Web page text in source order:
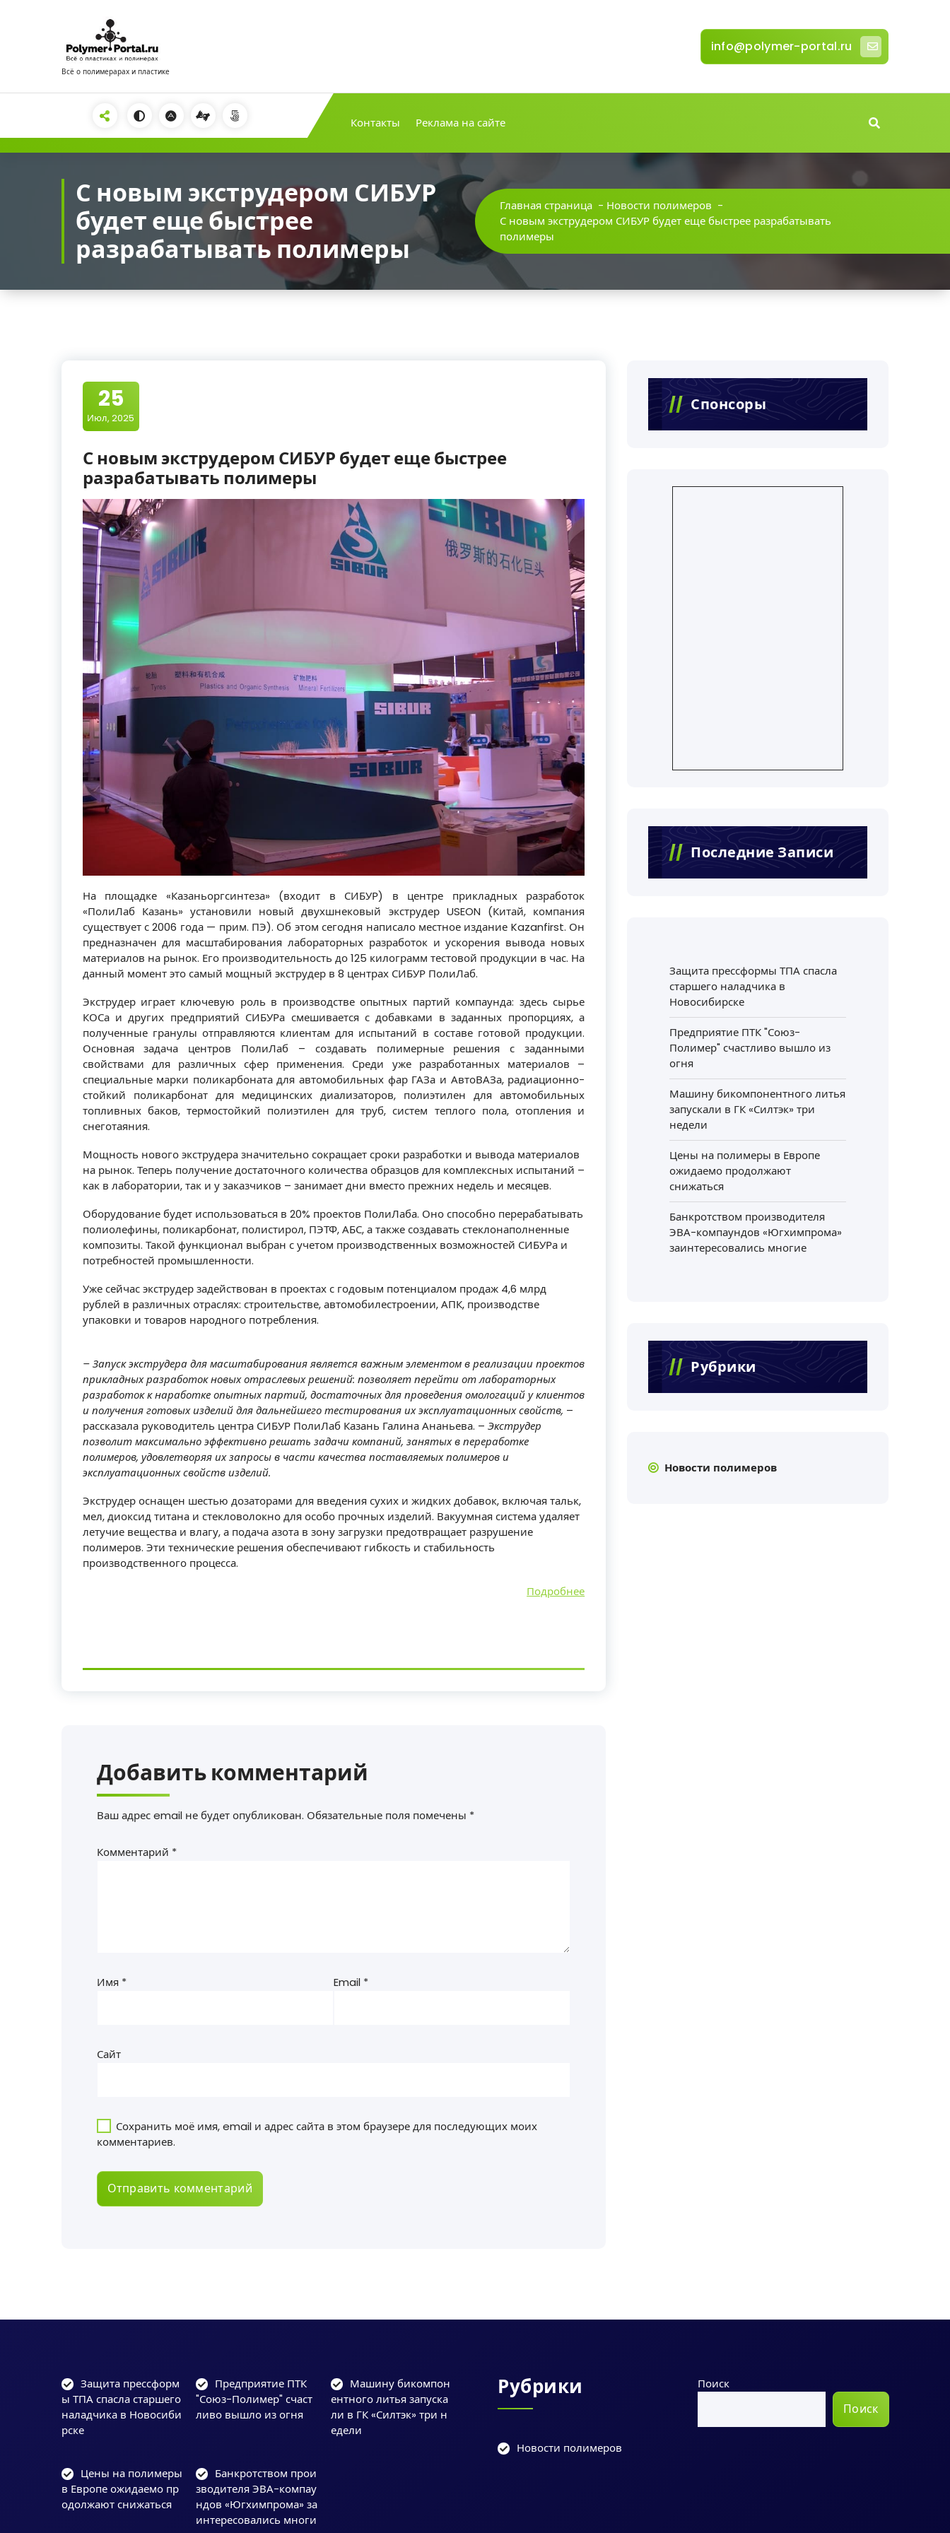
Всё о полимерарах и пластике
info@polymer-portal.ru
Контакты Реклама на сайте
С новым экструдером СИБУР
будет еще быстрее
разрабатывать полимеры
Главная страница - Новости полимеров -
С новым экструдером СИБУР будет еще быстрее разрабатывать
полимеры
25
Июл, 2025
С новым экструдером СИБУР будет еще быстрее
разрабатывать полимеры
На площадке «Казаньоргсинтеза» (входит в СИБУР) в центре прикладных разработок
«ПолиЛаб Казань» установили новый двухшнековый экструдер USEON (Китай, компания
существует с 2006 года — прим. ПЭ). Об этом сегодня написало местное издание Kazanfirst. Он
предназначен для масштабирования лабораторных разработок и ускорения вывода новых
материалов на рынок. Его производительность до 125 килограмм тестовой продукции в час. На
данный момент это самый мощный экструдер в 8 центрах СИБУР ПолиЛаб.
Экструдер играет ключевую роль в производстве опытных партий компаунда: здесь сырье
КОСа и других предприятий СИБУРа смешивается с добавками в заданных пропорциях, а
полученные гранулы отправляются клиентам для испытаний в составе готовой продукции.
Основная задача центров ПолиЛаб – создавать полимерные решения с заданными
свойствами для различных сфер применения. Среди уже разработанных материалов –
специальные марки поликарбоната для автомобильных фар ГАЗа и АвтоВАЗа, радиационно-
стойкий поликарбонат для медицинских диализаторов, полиэтилен для автомобильных
топливных баков, термостойкий полиэтилен для труб, систем теплого пола, отопления и
снеготаяния.
Мощность нового экструдера значительно сокращает сроки разработки и вывода материалов
на рынок. Теперь получение достаточного количества образцов для комплексных испытаний –
как в лаборатории, так и у заказчиков – занимает дни вместо прежних недель и месяцев.
Оборудование будет использоваться в 20% проектов ПолиЛаба. Оно способно перерабатывать
полиолефины, поликарбонат, полистирол, ПЭТФ, АБС, а также создавать стеклонаполненные
композиты. Такой функционал выбран с учетом производственных возможностей СИБУРа и
потребностей промышленности.
Уже сейчас экструдер задействован в проектах с годовым потенциалом продаж 4,6 млрд
рублей в различных отраслях: строительстве, автомобилестроении, АПК, производстве
упаковки и товаров народного потребления.
– Запуск экструдера для масштабирования является важным элементом в реализации проектов
прикладных разработок новых отраслевых решений: позволяет перейти от лабораторных
разработок к наработке опытных партий, достаточных для проведения омологаций у клиентов
и получения готовых изделий для дальнейшего тестирования их эксплуатационных свойств, –
рассказала руководитель центра СИБУР ПолиЛаб Казань Галина Ананьева. – Экструдер
позволит максимально эффективно решать задачи компаний, занятых в переработке
полимеров, удовлетворяя их запросы в части качества поставляемых полимеров и
эксплуатационных свойств изделий.
Экструдер оснащен шестью дозаторами для введения сухих и жидких добавок, включая тальк,
мел, диоксид титана и стекловолокно для особо прочных изделий. Вакуумная система удаляет
летучие вещества и влагу, а подача азота в зону загрузки предотвращает разрушение
полимеров. Эти технические решения обеспечивают гибкость и стабильность
производственного процесса.
Подробнее
Добавить комментарий
Ваш адрес email не будет опубликован. Обязательные поля помечены *
Комментарий *
Имя * Email *
Сайт
Сохранить моё имя, email и адрес сайта в этом браузере для последующих моих
комментариев.
Спонсоры
Последние Записи
Защита прессформы ТПА спасла
старшего наладчика в
Новосибирске
Предприятие ПТК "Союз-
Полимер" счастливо вышло из
огня
Машину бикомпонентного литья
запускали в ГК «Силтэк» три
недели
Цены на полимеры в Европе
ожидаемо продолжают
снижаться
Банкротством производителя
ЭВА-компаундов «Югхимпрома»
заинтересовались многие
Рубрики
Новости полимеров
Защита прессформ
ы ТПА спасла старшего
наладчика в Новосиби
рске
Предприятие ПТК
"Союз-Полимер" счаст
ливо вышло из огня
Машину бикомпон
ентного литья запуска
ли в ГК «Силтэк» три н
едели
Цены на полимеры
в Европе ожидаемо пр
одолжают снижаться
Банкротством прои
зводителя ЭВА-компау
ндов «Югхимпрома» за
интересовались многи
Рубрики
Новости полимеров
Поиск
Поиск